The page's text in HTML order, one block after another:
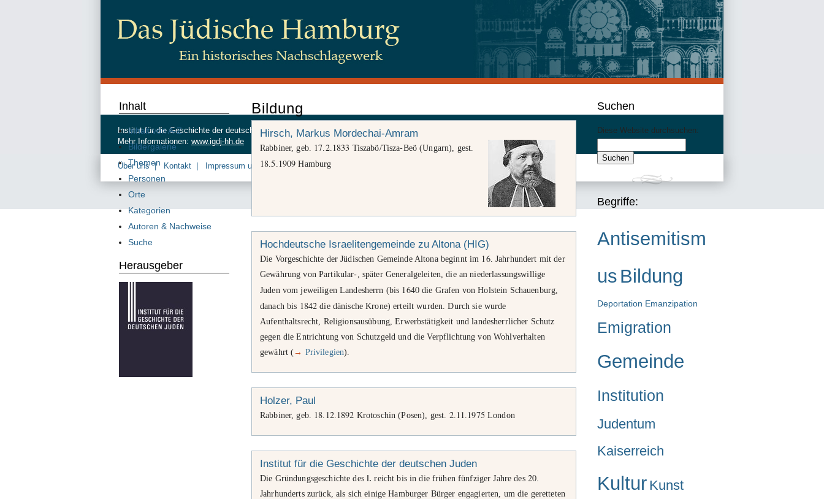
Bildung
Hirsch, Markus Mordechai-Amram
Rabbiner, geb. 17 2. 1833 Tiszabö/Tisza-Beö (Ungarn), gest.
18 .5 1909 Hamburg
Hochdeutsche Israelitengemeinde zu Altona (HIG)
Die Vorgeschichte der Jüdischen Gemeinde Altona beginnt im 16. Jahrhundert mit der
Gewährung von Partikular-, später Generalgeleiten, die an niederlassungswillige
Juden vom jeweiligen Landesherrn (bis 1640 die Grafen von Holstein Schauenburg,
danach bis 1842 die dänische Krone) erteilt wurden. Durch sie wurde
Aufenthaltsrecht, Religionsausübung, Erwerbstätigkeit und landesherrlicher Schutz
gegen die Entrichtung von Schutzgeld und die Verpflichtung von Wohlverhalten
gewährt (→ Privilegien).
Holzer, Paul
Rabbiner, geb. 18 12. 1892 Krotoschin (Posen), gest. 2. 11 1975London
Institut für die Geschichte der deutschen Juden
Die Gründungsgeschichte des I. reicht bis in die frühen fünfziger Jahre des 20
Jahrhunderts zurück, als sich einige Hamburger Bürger engagierten, um die geretteten
Inhalt
Inhalt von A-Z
Bildergalerie
Themen
Personen
Orte
Kategorien
Autoren & Nachweise
Suche
Herausgeber
Suchen
Diese Website durchsuchen:
Begriffe:
Antisemitism
us Bildung
Deportation Emanzipation
Emigration
Gemeinde
Institution
Judentum
Kaiserreich
Kultur Kunst
Institut für die Geschichte der deutschen Juden, Beim Schlump 83, 20144 Hamburg
Mehr Informationen: www.igdj-hh.de
Über uns Kontakt Impressum und Datenschutz